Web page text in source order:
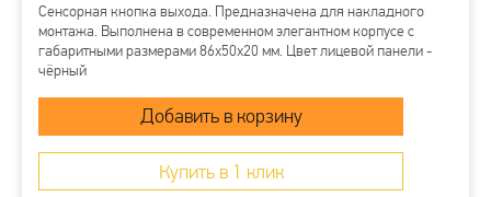
Сенсорная кнопка выхода. Предназначена для накладного
монтажа. Выполнена в современном элегантном корпусе с
габаритными размерами 86х50х20 мм. Цвет лицевой панели -
чёрный
Купить в 1 клик